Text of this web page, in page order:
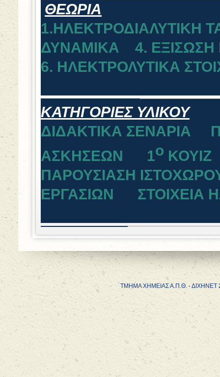
ΘΕΩΡΙΑ
1.HΛΕΚΤΡΟΔΙΑΛΥΤΙΚΗ
ΔΥΝΑΜΙΚΑ
4. ΕΞΙΣΩΣΗ
6. ΗΛΕΚΤΡΟΛΥΤΙΚΑ
ΚΑΤΗΓΟΡΙΕΣ ΥΛΙΚΟΥ
ΔΙΔΑΚΤΙΚΑ ΣΕΝΑΡΙΑ
ΑΣΚΗΣΕΩΝ
1o ΚΟΥΙΖ
ΠΑΡΟΥΣΙΑΣΗ
ΕΡΓΑΣΙΩΝ
ΣΤΟΙΧΕΙΑ
ΤΜΗΜΑ ΧΗΜΕΙΑΣ Α.Π.Θ. -